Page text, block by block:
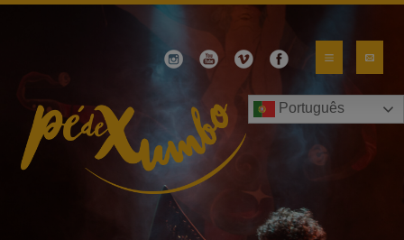
Português